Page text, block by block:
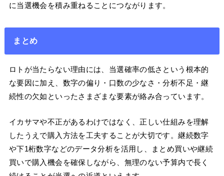
に当選機会を積み重ねることにつながります。
まとめ
ロトが当たらない理由には、当選確率の低さという根本的
な要因に加え、数字の偏り・口数の少なさ・分析不足・継
続性の欠如といったさまざまな要素が絡み合っています。
イカサマや不正があるわけではなく、正しい仕組みを理解
したうえで購入方法を工夫することが大切です。継続数字
や下1桁数字などのデータ分析を活用し、まとめ買いや継続
買いで購入機会を確保しながら、無理のない予算内で長く